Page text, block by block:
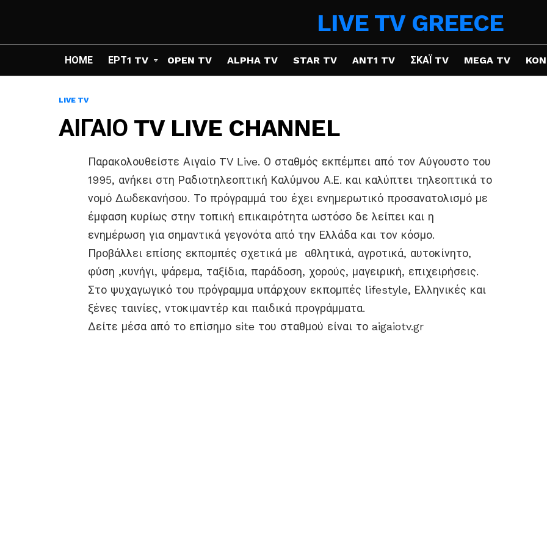
LIVE TV GREECE
ΗΟΜΕ ΕΡΤ1 TV OPEN TV ALPHA TV STAR TV ANT1 TV ΣΚΑΪ TV MEGA TV
LIVE TV
ΑΙΓΑΙΟ TV LIVE CHANNEL
Παρακολουθείστε Αιγαίο TV Live. Ο σταθμός εκπέμπει από τον Αύγουστο του
1995, ανήκει στη Ραδιοτηλεοπτική Καλύμνου Α.Ε. και καλύπτει τηλεοπτικά το
νομό Δωδεκανήσου. Το πρόγραμμά του έχει ενημερωτικό προσανατολισμό με
έμφαση κυρίως στην τοπική επικαιρότητα ωστόσο δε λείπει και η
ενημέρωση για σημαντικά γεγονότα από την Ελλάδα και τον κόσμο.
Προβάλλει επίσης εκπομπές σχετικά με αθλητικά, αγροτικά, αυτοκίνητο,
φύση ,κυνήγι, ψάρεμα, ταξίδια, παράδοση, χορούς, μαγειρική, επιχειρήσεις.
Στο ψυχαγωγικό του πρόγραμμα υπάρχουν εκπομπές lifestyle, Ελληνικές και
ξένες ταινίες, ντοκιμαντέρ και παιδικά προγράμματα.
Δείτε μέσα από το επίσημο site του σταθμού είναι το aigaiotv.gr